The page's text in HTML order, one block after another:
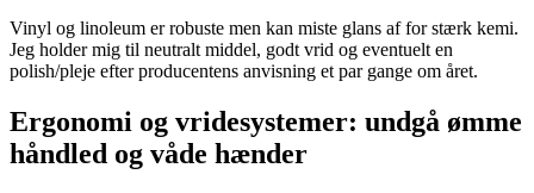
Vinyl og linoleum er robuste men kan miste glans af for stærk kemi.
Jeg holder mig til neutralt middel, godt vrid og eventuelt en
polish/pleje efter producentens anvisning et par gange om året.
Ergonomi og vridesystemer: undgå ømme
håndled og våde hænder